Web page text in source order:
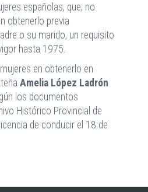
españolas, que, no
obtenerlo previa
o su marido, un requisito
hasta 1975.
en obtenerlo en
Amelia López Ladrón
los documentos
Histórico Provincial de
de conducir el 18 de